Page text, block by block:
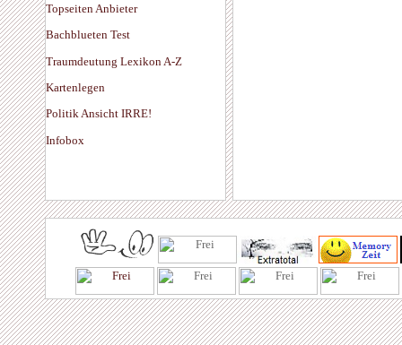
Topseiten Anbieter
Bachblueten Test
Traumdeutung Lexikon A-Z
Kartenlegen
Politik Ansicht IRRE!
Infobox